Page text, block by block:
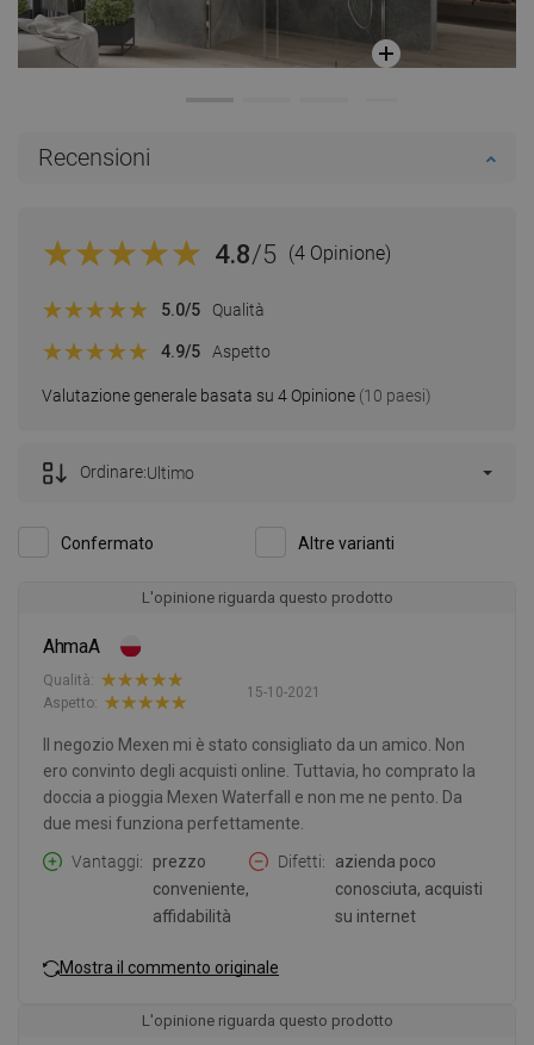
Recensioni
4.8/5 (4 Opinione)
Valutazione generale basata su 4 Opinione (10 paesi)
5.0/5 Qualità
4.9/5 Aspetto
Confermato Altre varianti
Ordinare:Ultimo
L'opinione riguarda questo prodotto
AhmaA
15-10-2021
Qualità:
Aspetto:
Il negozio Mexen mi è stato consigliato da un amico. Non
ero convinto degli acquisti online. Tuttavia, ho comprato la
doccia a pioggia Mexen Waterfall e non me ne pento. Da
due mesi funziona perfettamente.
Vantaggi
prezzo
conveniente,
affidabilità
Difetti
azienda poco
conosciuta, acquisti
su internet
Mostra il commento originale
L'opinione riguarda questo prodotto